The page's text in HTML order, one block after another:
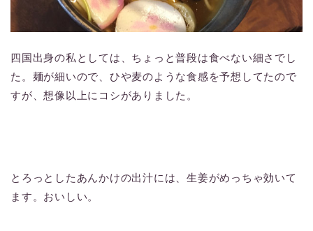
四国出身の私としては、ちょっと普段は食べない細さでし
た。麺が細いので、ひや麦のような食感を予想してたので
すが、想像以上にコシがありました。
とろっとしたあんかけの出汁には、生姜がめっちゃ効いて
ます。おいしい。